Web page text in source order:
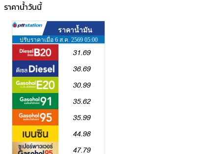
ราคาน้ำวันนี้